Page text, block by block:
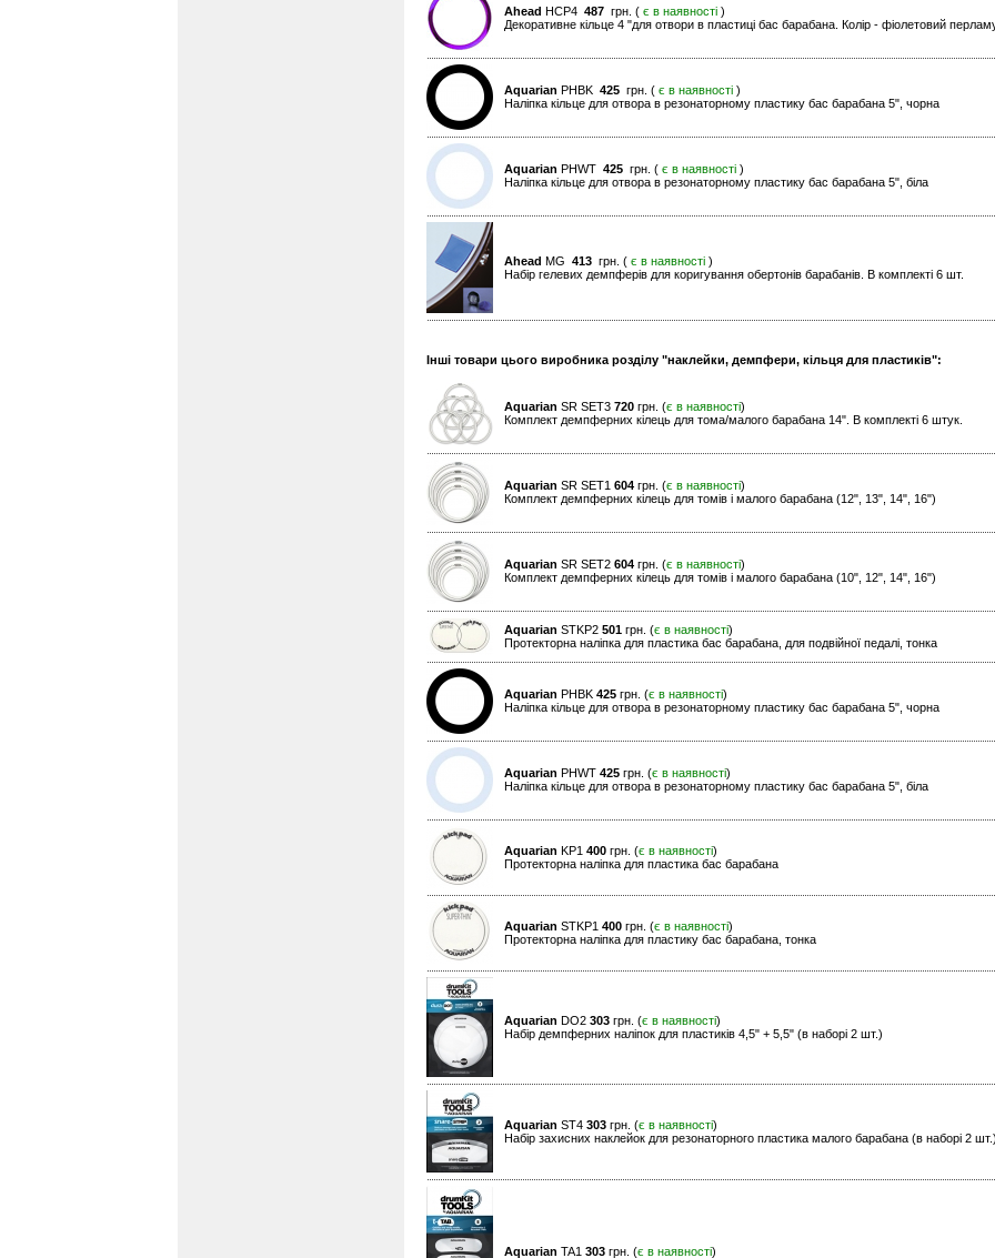
Ahead HCP4 487 грн. ( є в наявності )
Декоративне кільце 4 "для отвори в пластиці бас барабана. Колір - фіолетовий
Aquarian PHBK 425 грн. ( є в наявності )
Наліпка кільце для отвора в резонаторному пластику бас барабана 5", чорна
Aquarian PHWT 425 грн. ( є в наявності )
Наліпка кільце для отвора в резонаторному пластику бас барабана 5", біла
Ahead MG 413 грн. ( є в наявності )
Набір гелевих демпферів для коригування обертонів барабанів. В комплекті 6 шт.
Інші товари цього виробника розділу "наклейки, демпфери, кільця для пластиків":
Aquarian SR SET3 720 грн. (є в наявності)
Комплект демпферних кілець для тома/малого барабана 14". В комплекті 6 штук.
Aquarian SR SET1 604 грн. (є в наявності)
Комплект демпферних кілець для томів і малого барабана (12", 13", 14", 16")
Aquarian SR SET2 604 грн. (є в наявності)
Комплект демпферних кілець для томів і малого барабана (10", 12", 14", 16")
Aquarian STKP2 501 грн. (є в наявності)
Протекторна наліпка для пластика бас барабана, для подвійної педалі, тонка
Aquarian PHBK 425 грн. (є в наявності)
Наліпка кільце для отвора в резонаторному пластику бас барабана 5", чорна
Aquarian PHWT 425 грн. (є в наявності)
Наліпка кільце для отвора в резонаторному пластику бас барабана 5", біла
Aquarian KP1 400 грн. (є в наявності)
Протекторна наліпка для пластика бас барабана
Aquarian STKP1 400 грн. (є в наявності)
Протекторна наліпка для пластику бас барабана, тонка
Aquarian DO2 303 грн. (є в наявності)
Набір демпферних наліпок для пластиків 4,5" + 5,5" (в наборі 2 шт.)
Aquarian ST4 303 грн. (є в наявності)
Набір захисних наклейок для резонаторного пластика малого барабана (в наборі 2 шт.)
Aquarian TA1 303 грн. (є в наявності)